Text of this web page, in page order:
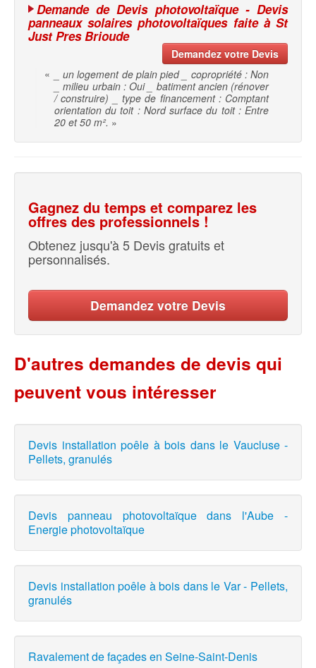
Demande de Devis photovoltaïque - Devis
panneaux solaires photovoltaïques faite à St
Just Pres Brioude
Demandez votre Devis
«
_ un logement de plain pied _ copropriété : Non
_ milieu urbain : Oui _ batiment ancien (rénover
/ construire) _ type de financement : Comptant
orientation du toit : Nord surface du toit : Entre
20 et 50 m². »
Gagnez du temps et comparez les
offres des professionnels !
Obtenez jusqu'à 5 Devis gratuits et
personnalisés.
Demandez votre Devis
D'autres demandes de devis qui
peuvent vous intéresser
Devis installation poêle à bois dans le Vaucluse -
Pellets, granulés
Devis panneau photovoltaïque dans l'Aube -
Energie photovoltaïque
Devis installation poêle à bois dans le Var - Pellets,
granulés
Ravalement de façades en Seine-Saint-Denis